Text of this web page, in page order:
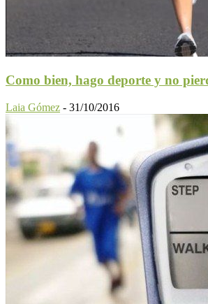
Como bien, hago deporte y no
Laia Gómez - 31/10/2016